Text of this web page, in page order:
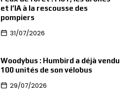
et l’IA à la rescousse des
pompiers
31/07/2026
Woodybus : Humbird a déjà vendu
100 unités de son vélobus
29/07/2026